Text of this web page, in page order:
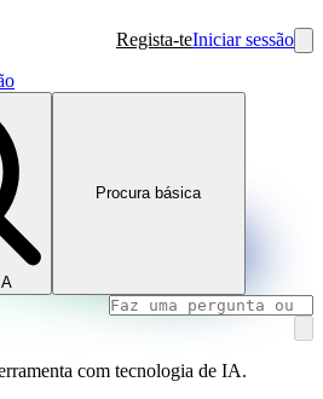
Regista-teIniciar sessão
Procura básica
com tecnologia de IA.